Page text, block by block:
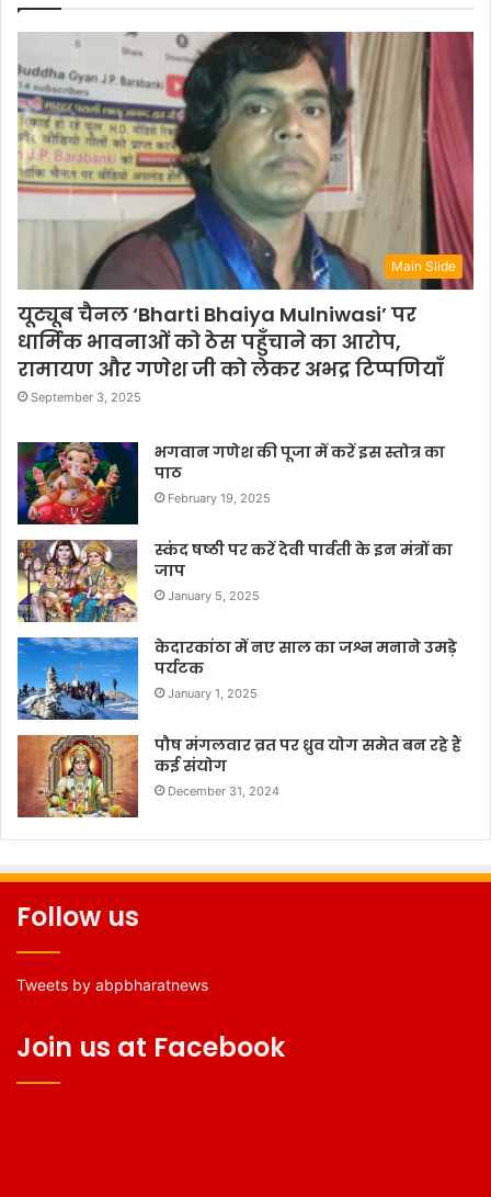
Main Slide
यूट्यूब चैनल ‘Bharti Bhaiya Mulniwasi’ पर
धार्मिक भावनाओं को ठेस पहुँचाने का आरोप,
रामायण और गणेश जी को लेकर अभद्र टिप्पणियाँ
September 3, 2025
भगवान गणेश की पूजा में करें इस स्तोत्र का
पाठ
February 19, 2025
स्कंद षष्ठी पर करें देवी पार्वती के इन मंत्रों का
जाप
January 5, 2025
केदारकांठा में नए साल का जश्न मनाने उमड़े
पर्यटक
January 1, 2025
पौष मंगलवार व्रत पर ध्रुव योग समेत बन रहे हैं
कई संयोग
December 31, 2024
Follow us
Tweets by abpbharatnews
Join us at Facebook